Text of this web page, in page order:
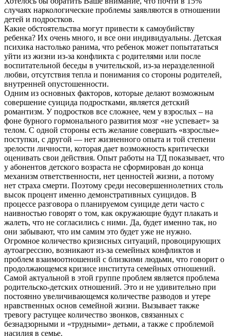
случаях наркологические проблемы заявляются в отношении
детей и подростков.
Какие обстоятельства могут привести к самоубийству
ребенка? Их очень много, и все они индивидуальны. Детская
психика настолько ранима, что ребенок может попытататься
уйти из жизни из-за конфликта с родителями или после
воспитательной беседы в учительской, из-за неразделенной
любви, отсутствия тепла и понимания со стороны родителей,
внутренней опустошенности.
Одним из основных факторов, которые делают возможным
совершение суицида подростками, является детский
романтизм. У подростков все сложнее, чем у взрослых – на
фоне бурного гормонального развития мозг «не успевает» за
телом. С одной стороны есть желание совершать «взрослые»
поступки, с другой — нет жизненного опыта и той степени
зрелости личности, которая дает возможность критически
оценивать свои действия. Опыт работы на ТД показывает, что
у абонентов детского возраста не сформирован до конца
механизм ответственности, нет ценностей жизни, а потому
нет страха смерти. Поэтому среди несовершеннолетних столь
высок процент именно демонстративных суицидов. В
процессе разговора о планируемом суициде дети часто с
наивностью говорят о том, как окружающие будут плакать и
жалеть, что не согласились с ними. Да, будет именно так, но
они забывают, что им самим это будет уже не нужно.
Огромное количество кризисных ситуаций, провоцирующих
аутоагрессию, возникают из-за семейных конфликтов и
проблем взаимоотношений с близкими людьми, что говорит о
продолжающемся кризисе института семейных отношений.
Самой актуальной в этой группе проблем является проблема
родительско-детских отношений. Это и не удивительно при
постоянно увеличивающемся количестве разводов и утере
нравственных основ семейной жизни. Вызывает также
тревогу растущее количество звонков, связанных с
безнадзорными и «трудными» детьми, а также с проблемой
насилия в семье.